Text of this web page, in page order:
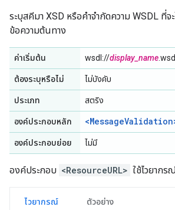
ระบุสคีมา XSD หรือคำจำกัดความ WSDL ที่จ
ข้อความต้นทาง
ค่าเริ่มต้น wsdl://display_name.wsdl
ต้องระบุหรือไม่ ไม่บังคับ
ประเภท สตริง
องค์ประกอบหลัก
องค์ประกอบย่อย ไม่มี
องค์ประกอบ <ResourceURL> ใช้ไวยากร
ไวยากรณ์ ตัวอย่าง